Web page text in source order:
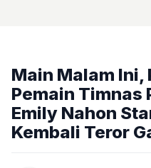
Main Malam Ini,
Pemain Timnas
Emily Nahon
Kembali Teror